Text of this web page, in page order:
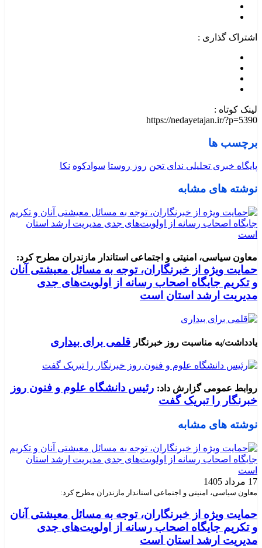
اشتراک گذاری :
لینک کوتاه :
https://nedayetajan.ir/?p=5390
برچسب ها
پایگاه خبری تحلیلی ندای تجن روز روستا سوادکوه نکا
نوشته های مشابه
معاون سیاسی، امنیتی و اجتماعی استاندار مازندران مطرح کرد:
حمایت ویژه از خبرنگاران، توجه به مسائل معیشتی آنان
و تکریم جایگاه اصحاب رسانه از اولویت‌های جدی
مدیریت ارشد استان است
یادداشت/به مناسبت روز خبرنگار قلمی برای بیداری
روابط عمومی گزارش داد: رئیس دانشگاه علوم و فنون روز
خبرنگار را تبریک گفت
نوشته های مشابه
17 مرداد 1405
معاون سیاسی، امنیتی و اجتماعی استاندار مازندران مطرح کرد:
حمایت ویژه از خبرنگاران، توجه به مسائل معیشتی آنان
و تکریم جایگاه اصحاب رسانه از اولویت‌های جدی
مدیریت ارشد استان است